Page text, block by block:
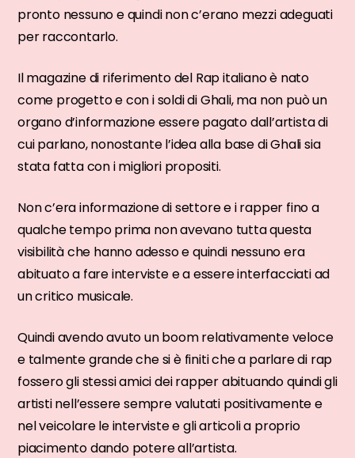
pronto nessuno e quindi non c’erano mezzi adeguati
per raccontarlo.
Il magazine di riferimento del Rap italiano è nato
come progetto e con i soldi di Ghali, ma non può un
organo d’informazione essere pagato dall’artista di
cui parlano, nonostante l’idea alla base di Ghali sia
stata fatta con i migliori propositi.
Non c’era informazione di settore e i rapper fino a
qualche tempo prima non avevano tutta questa
visibilità che hanno adesso e quindi nessuno era
abituato a fare interviste e a essere interfacciati ad
un critico musicale.
Quindi avendo avuto un boom relativamente veloce
e talmente grande che si è finiti che a parlare di rap
fossero gli stessi amici dei rapper abituando quindi gli
artisti nell’essere sempre valutati positivamente e
nel veicolare le interviste e gli articoli a proprio
piacimento dando potere all’artista.